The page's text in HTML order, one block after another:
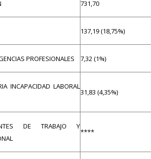
731,70
137,19 (18,75%)
PROFESIONALES 7,32 (1%)
INCAPACIDAD LABORAL
31,83 (4,35%)
DE TRABAJO Y
****